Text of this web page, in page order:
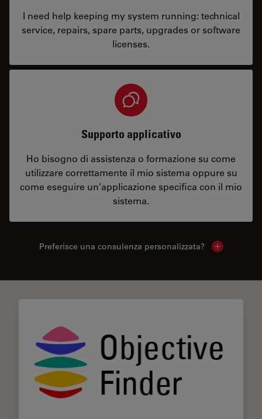
I need help keeping my system running: technical
service, repairs, spare parts, upgrades or software
licenses.
Supporto applicativo
Ho bisogno di assistenza o formazione su come
utilizzare correttamente il mio sistema oppure su
come eseguire un’applicazione specifica con il mio
sistema.
Preferisce una consulenza personalizzata? Show local